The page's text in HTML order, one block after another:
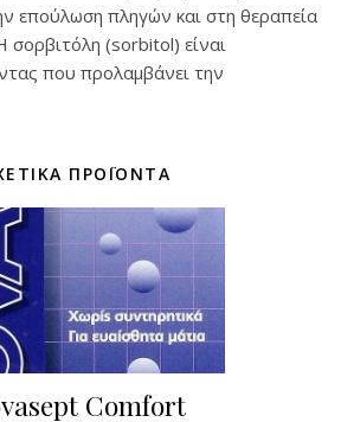
επούλωση πληγών και στη θεραπεία
σορβιτόλη (sorbitol) είναι
που προλαμβάνει την
ΠΡΟΪΌΝΤΑ
Comfort